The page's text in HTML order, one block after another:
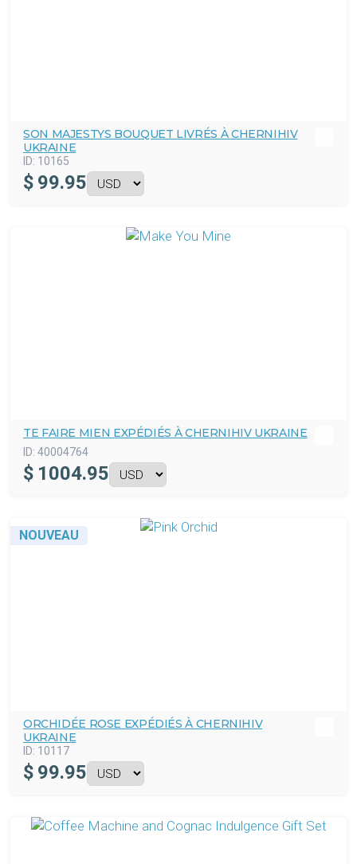
SON MAJESTYS BOUQUET LIVRÉS À CHERNIHIV
UKRAINE
ID: 10165
$ 99.95
TE FAIRE MIEN EXPÉDIÉS À CHERNIHIV UKRAINE
ID: 40004764
$ 1004.95
NOUVEAU
ORCHIDÉE ROSE EXPÉDIÉS À CHERNIHIV
UKRAINE
ID: 10117
$ 99.95